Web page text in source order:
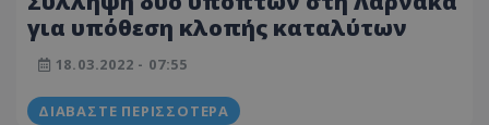
για υπόθεση κλοπής καταλύτων
18.03.2022 - 07:55
ΔΙΑΒΆΣΤΕ ΠΕΡΙΣΣΌΤΕΡΑ